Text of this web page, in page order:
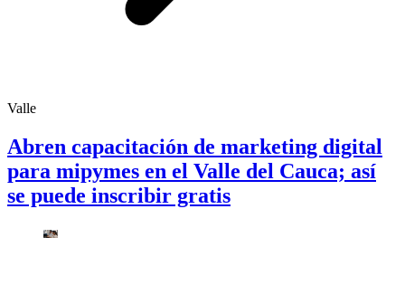
Valle
Abren capacitación de marketing digital
para mipymes en el Valle del Cauca; así
se puede inscribir gratis